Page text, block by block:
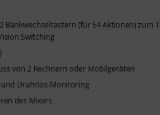
Bankwechseltastern (für 64 Aktionen) zum
Switching
von 2 Rechnern oder Mobilgeräten
Drahtlos-Monitoring
des Mixers